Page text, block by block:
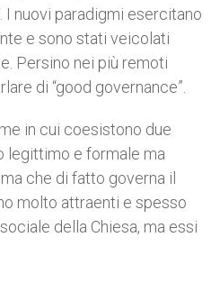
I nuovi paradigmi esercitano
e sono stati veicolati
Persino nei più remoti
di “good governance”.
in cui coesistono due
legittimo e formale ma
che di fatto governa il
molto attraenti e spesso
della Chiesa, ma essi